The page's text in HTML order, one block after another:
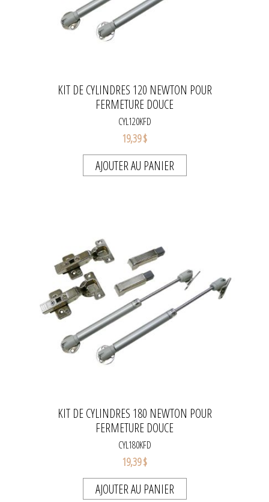
KIT DE CYLINDRES 120 NEWTON POUR
FERMETURE DOUCE
CYL120KFD
19,39 $
AJOUTER AU PANIER
KIT DE CYLINDRES 180 NEWTON POUR
FERMETURE DOUCE
CYL180KFD
19,39 $
AJOUTER AU PANIER